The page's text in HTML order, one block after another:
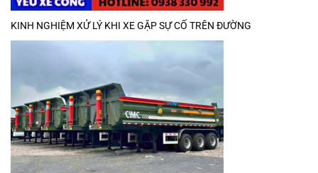
KINH NGHIỆM XỬ LÝ KHI XE GẶP SỰ CỐ TRÊN ĐƯỜNG